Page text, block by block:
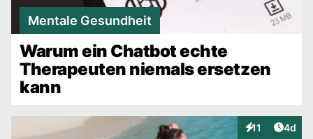
Mentale Gesundheit
Warum ein Chatbot echte
Therapeuten niemals ersetzen
kann
11
Interaktionen
4d